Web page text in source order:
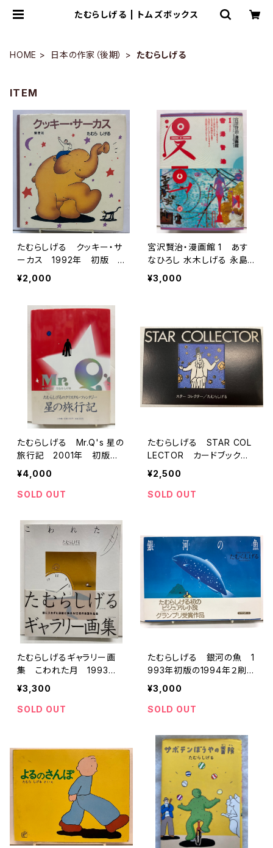
たむらしげる | トムズボックス
HOME 日本の作家（後期） たむらしげる
ITEM
たむらしげる クッキー・サ
ーカス 1992年 初版
架空社
¥2,000
宮沢賢治・漫画館 1 あす
なひろし 水木しげる 永島
慎二 スズキコージ たむらし
げる 1985年 初版 198
¥3,000
たむらしげる Mr.Q's 星の
旅行記 2001年 初版
帯 小学館
¥4,000
SOLD OUT
たむらしげる STAR COL
LECTOR カードブック 1
987年 初版 架空社
¥2,500
SOLD OUT
たむらしげるギャラリー画
集 こわれた月 1993
年 初版 リブロポート
¥3,300
SOLD OUT
たむらしげる 銀河の魚 1
993年初版の1994年２刷
帯 リブロポート
¥3,000
SOLD OUT